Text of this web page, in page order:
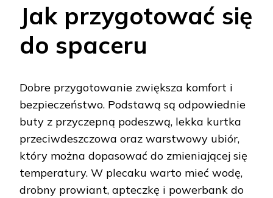
Jak przygotować się
do spaceru
Dobre przygotowanie zwiększa komfort i
bezpieczeństwo. Podstawą są odpowiednie
buty z przyczepną podeszwą, lekka kurtka
przeciwdeszczowa oraz warstwowy ubiór,
który można dopasować do zmieniającej się
temperatury. W plecaku warto mieć wodę,
drobny prowiant, apteczkę i powerbank do